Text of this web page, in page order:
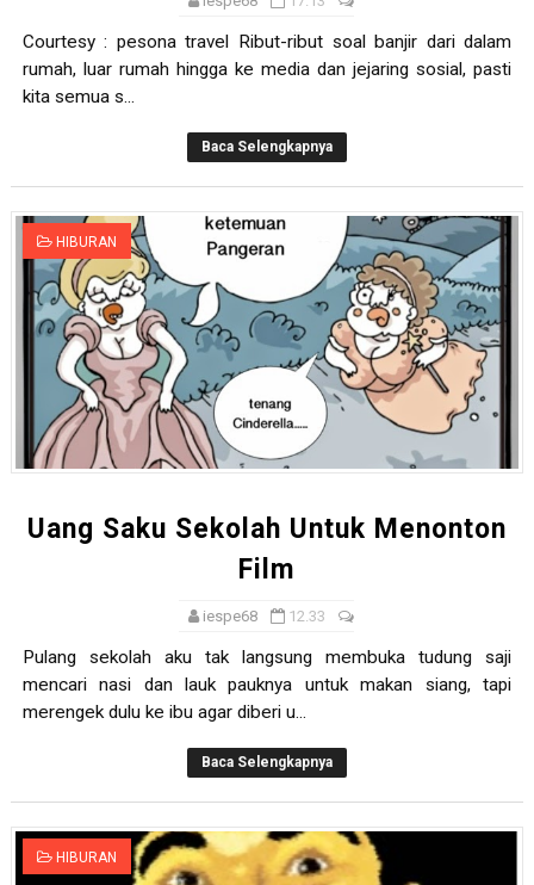
Selamat Kelahiran Isa AS Ibnu Maryam
Antara Pilkada dan Permainan Sepakbola
Pelacur Itu Tak Tanya Agama
Ketika Si Lajang Sok Tahu Tentang Pernikahan
Courtesy : pesona travel Ribut-ribut soal banjir dari dalam
rumah, luar rumah hingga ke media dan jejaring sosial, pasti
kita semua s...
Baca Selengkapnya
HIBURAN
Uang Saku Sekolah Untuk Menonton
Film
iespe68 12.33
Pulang sekolah aku tak langsung membuka tudung saji
mencari nasi dan lauk pauknya untuk makan siang, tapi
merengek dulu ke ibu agar diberi u...
Baca Selengkapnya
HIBURAN